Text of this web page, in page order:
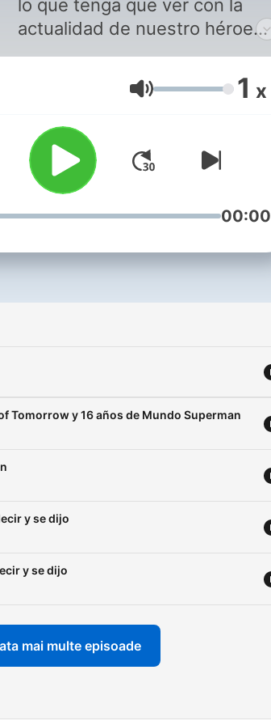
lo que tenga que ver con la
actualidad de nuestro héroe
favorito, Superman, así como
de temas relacionados con DC
y Warner Bros.
Volum 1 x
00:00
Tomorrow y 16 años de Mundo Superman
y se dijo
y se dijo
mai multe episoade